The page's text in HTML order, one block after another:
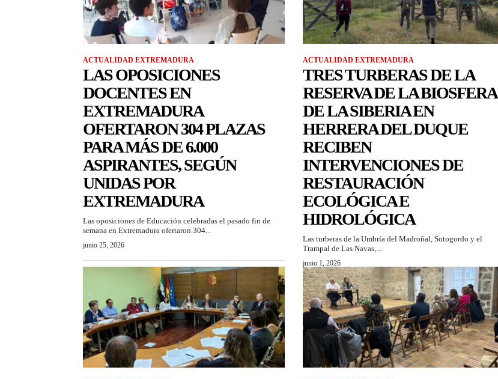
ACTUALIDAD EXTREMADURA
LAS OPOSICIONES
DOCENTES EN
EXTREMADURA
OFERTARON 304 PLAZAS
PARA MÁS DE 6.000
ASPIRANTES, SEGÚN
UNIDAS POR
EXTREMADURA
Las oposiciones de Educación celebradas el pasado fin de
semana en Extremadura ofertaron 304...
junio 25, 2026
ACTUALIDAD EXTREMADURA
TRES TURBERAS DE LA
RESERVA DE LA BIOSFERA
DE LA SIBERIA EN
HERRERA DEL DUQUE
RECIBEN
INTERVENCIONES DE
RESTAURACIÓN
ECOLÓGICA E
HIDROLÓGICA
Las turberas de la Umbría del Madroñal, Sotogordo y el
Trampal de Las Navas,...
junio 1, 2026